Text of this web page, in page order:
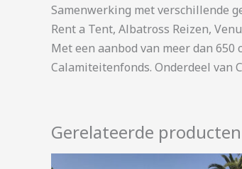
Samenwerking met verschillende
Rent a Tent, Albatross Reizen,
Met een aanbod van meer dan 650
Calamiteitenfonds. Onderdeel van
Gerelateerde producten